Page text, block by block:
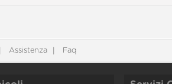
Assistenza Faq